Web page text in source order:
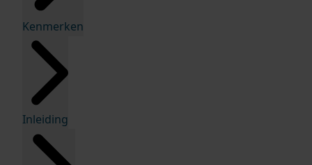
Kenmerken
Inleiding